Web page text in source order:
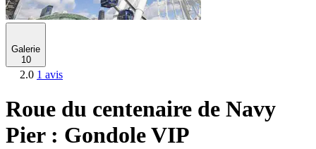
Galerie
10
2.0 1 avis
Roue du centenaire de Navy
Pier : Gondole VIP